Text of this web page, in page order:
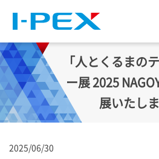
「人とくるまの
ー展 2025
展いたし
2025/06/30